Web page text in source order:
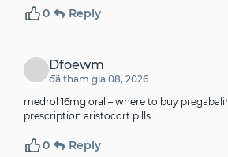
0 Reply
Dfoewm
đã tham gia 08, 2026
medrol 16mg oral – where to buy
prescription aristocort pills
0 Reply